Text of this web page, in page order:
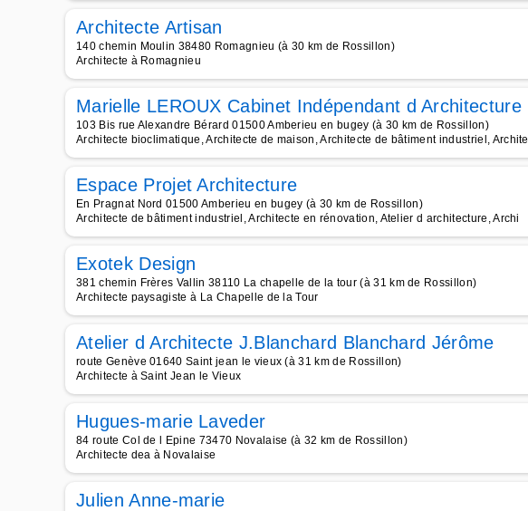
Architecte Artisan
140 chemin Moulin 38480 Romagnieu (à 30 km de Rossillon)
Architecte à Romagnieu
Marielle LEROUX Cabinet Indépendant d Architecture
103 Bis rue Alexandre Bérard 01500 Amberieu en bugey (à 30 km de Rossillon)
Architecte bioclimatique, Architecte de maison, Architecte de bâtiment industriel, Archite
Espace Projet Architecture
En Pragnat Nord 01500 Amberieu en bugey (à 30 km de Rossillon)
Architecte de bâtiment industriel, Architecte en rénovation, Atelier d architecture, Archi
Exotek Design
381 chemin Frères Vallin 38110 La chapelle de la tour (à 31 km de Rossillon)
Architecte paysagiste à La Chapelle de la Tour
Atelier d Architecte J.Blanchard Blanchard Jérôme
route Genève 01640 Saint jean le vieux (à 31 km de Rossillon)
Architecte à Saint Jean le Vieux
Hugues-marie Laveder
84 route Col de l Epine 73470 Novalaise (à 32 km de Rossillon)
Architecte dea à Novalaise
Julien Anne-marie